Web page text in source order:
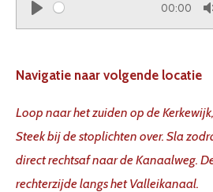
P
a
00:00
Navigatie naar volgende locatie
Loop naar het zuiden op de
Steek bij de stoplichten over. Sla
direct rechtsaf naar de Kanaalweg.
rechterzijde langs het Valleikanaal.